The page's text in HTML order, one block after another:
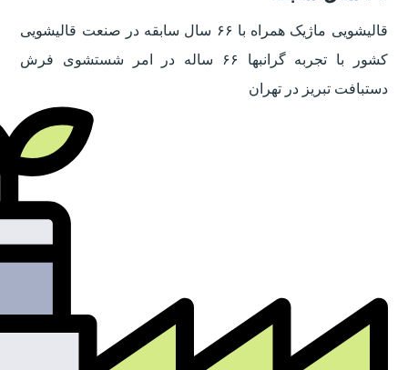
قالیشویی ماژیک همراه با ۶۶ سال سابقه در صنعت قالیشویی
کشور با تجربه گرانبها ۶۶ ساله در امر شستشوی فرش
دستبافت تبریز در تهران